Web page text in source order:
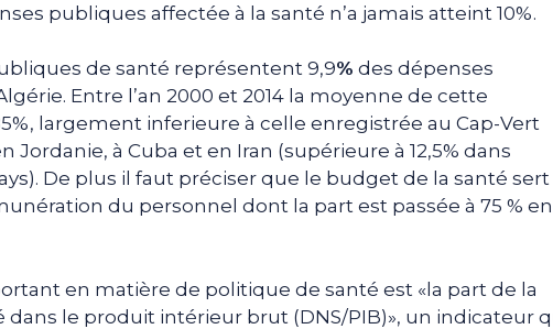
publiques affectée à la santé n’a jamais atteint 10%.
de santé représentent 9,9% des dépenses
Entre l’an 2000 et 2014 la moyenne de cette
largement inferieure à celle enregistrée au Cap-Vert
Jordanie, à Cuba et en Iran (supérieure à 12,5% dans
De plus il faut préciser que le budget de la santé sert
du personnel dont la part est passée à 75 % en
en matière de politique de santé est «la part de la
le produit intérieur brut (DNS/PIB)», un indicateur